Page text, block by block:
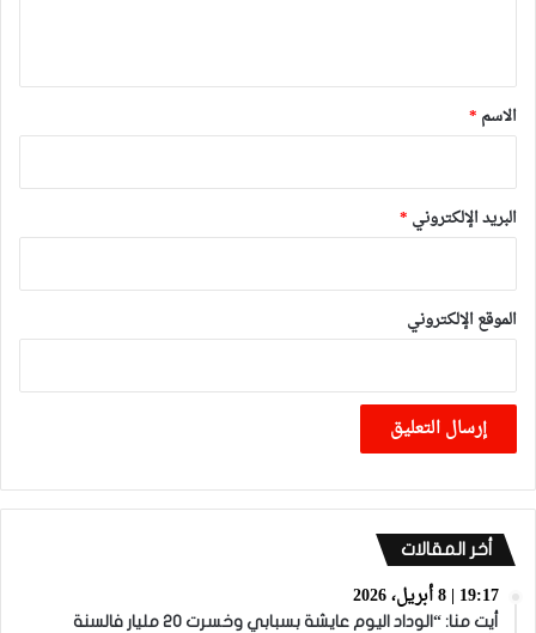
*
الاسم *
البريد الإلكتروني *
الموقع الإلكتروني
أخر المقالات
19:17 | 8 أبريل، 2026
أيت منا: “الوداد اليوم عايشة بسبابي وخسرت 20 مليار فالسنة